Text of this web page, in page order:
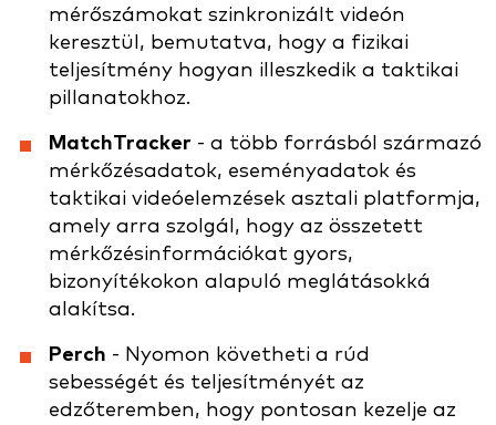
mérőszámokat szinkronizált videón
keresztül, bemutatva, hogy a fizikai
teljesítmény hogyan illeszkedik a taktikai
pillanatokhoz.
MatchTracker - a több forrásból származó
mérkőzésadatok, eseményadatok és
taktikai videóelemzések asztali platformja,
amely arra szolgál, hogy az összetett
mérkőzésinformációkat gyors,
bizonyítékokon alapuló meglátásokká
alakítsa.
Perch - Nyomon követheti a rúd
sebességét és teljesítményét az
edzőteremben, hogy pontosan kezelje az